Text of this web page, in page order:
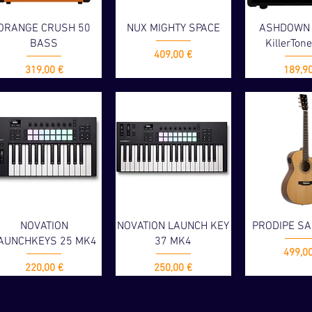
CRUSH 50
BASS
Prix
319,00 €
NUX MIGHTY SPACE
Prix
409,00 €
Prix
NOVATION
25 MK4
Prix
220,00 €
NOVATION LAUNCH KEY
37 MK4
Prix
250,00 €
PRODIPE
Prix